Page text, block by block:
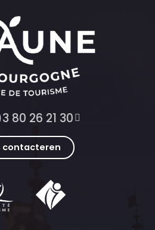
80 26 21 30
contacteren